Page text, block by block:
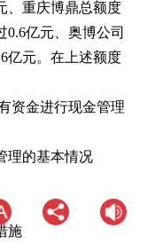
、重庆博鼎总额度
亿元、奥博公司
亿元。在上述额度
资金进行现金管理
的基本情况
施